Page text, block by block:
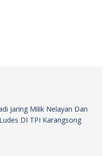
Jaring Milik Nelayan Dan
DI TPI Karangsong